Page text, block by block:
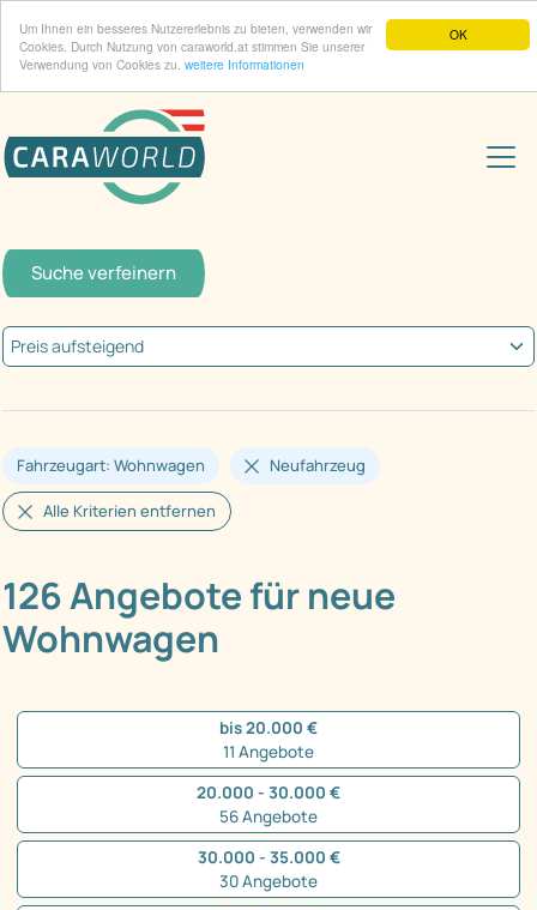
OK
Um Ihnen ein besseres Nutzererlebnis zu bieten, verwenden wir
Cookies. Durch Nutzung von caraworld.at stimmen Sie unserer
Verwendung von Cookies zu. weitere Informationen
Suche verfeinern
Fahrzeugart: Wohnwagen Neufahrzeug
Alle Kriterien entfernen
126 Angebote für neue
Wohnwagen
bis 20.000 €
11 Angebote
20.000 - 30.000 €
56 Angebote
30.000 - 35.000 €
30 Angebote